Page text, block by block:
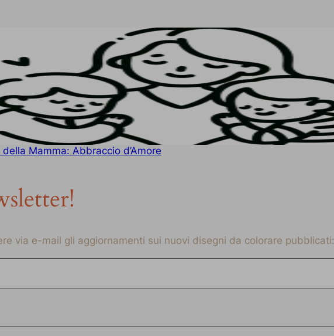
Mamma: Abbraccio d’Amore
via e-mail gli aggiornamenti sui nuovi disegni da colorare pubblicati: